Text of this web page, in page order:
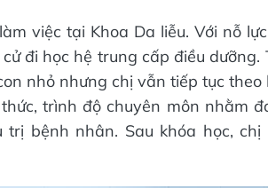
việc tại Khoa Da liễu. Với nỗ
đi học hệ trung cấp điều
nhỏ nhưng chị vẫn tiếp tục
trình độ chuyên môn nhằm
trị bệnh nhân. Sau khóa học,